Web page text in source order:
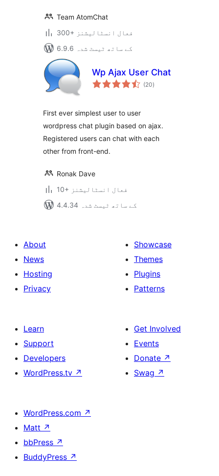
Team AtomChat
300+ فعال انسٹالیشنز
6.9.6 کے ساتھ ٹیسٹ شدہ
Wp Ajax User Chat
(20مجموعی
درجہ
)
First ever simplest user to user
wordpress chat plugin based on ajax.
Registered users can chat with each
other from front-end.
Ronak Dave
10+ فعال انسٹالیشنز
4.4.34 کے ساتھ ٹیسٹ شدہ
About
News
Hosting
Privacy
Showcase
Themes
Plugins
Patterns
Learn
Support
Developers
WordPress.tv ↗
Get Involved
Events
Donate ↗
Swag ↗
WordPress.com ↗
Matt ↗
bbPress ↗
BuddyPress ↗